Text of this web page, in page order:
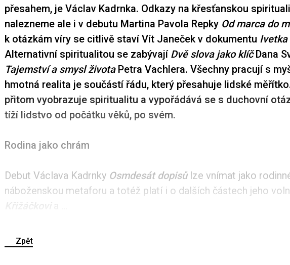
přesahem, je Václav Kadrnka. Odkazy na křesťanskou
nalezneme ale i v debutu Martina Pavola Repky Od marca do
k otázkám víry se citlivě staví Vít Janeček v dokumentu Ivetka
Alternativní spiritualitou se zabývají Dvě slova jako klíčDana
Tajemství a smysl životaPetra Vachlera. Všechny pracují s
hmotná realita je součástí řádu, který přesahuje lidské
přitom vyobrazuje spiritualitu a vypořádává se s duchovní
tíží lidstvo od počátku věků, po svém.
Rodina jako chrám
Debut Václava Kadrnky Osmdesát dopisůlze vnímat jako
náboženskou metaforu a totéž platí i o dalších částech jeho
Křižáčkovi
Zpět